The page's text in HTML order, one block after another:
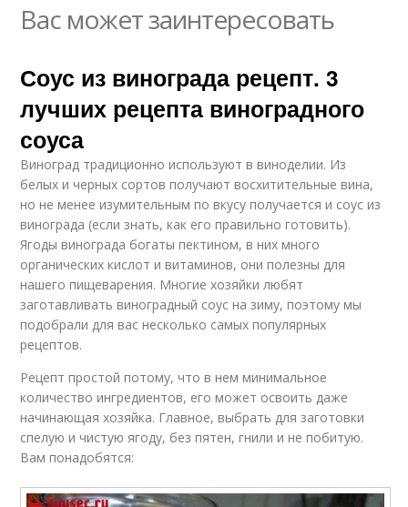
Вас может заинтересовать
Соус из винограда рецепт. 3
лучших рецепта виноградного
соуса
Виноград традиционно используют в виноделии. Из
белых и черных сортов получают восхитительные вина,
но не менее изумительным по вкусу получается и соус из
винограда (если знать, как его правильно готовить).
Ягоды винограда богаты пектином, в них много
органических кислот и витаминов, они полезны для
нашего пищеварения. Многие хозяйки любят
заготавливать виноградный соус на зиму, поэтому мы
подобрали для вас несколько самых популярных
рецептов.
Рецепт простой потому, что в нем минимальное
количество ингредиентов, его может освоить даже
начинающая хозяйка. Главное, выбрать для заготовки
спелую и чистую ягоду, без пятен, гнили и не побитую.
Вам понадобятся: